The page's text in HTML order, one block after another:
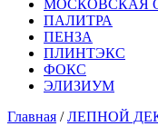
МОСКОВСКАЯ
ПАЛИТРА
ПЕНЗА
ПЛИНТЭКС
ФОКС
ЭЛИЗИУМ
Главная /ЛЕПНОЙ